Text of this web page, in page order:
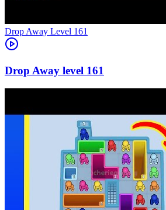
Level 161
161